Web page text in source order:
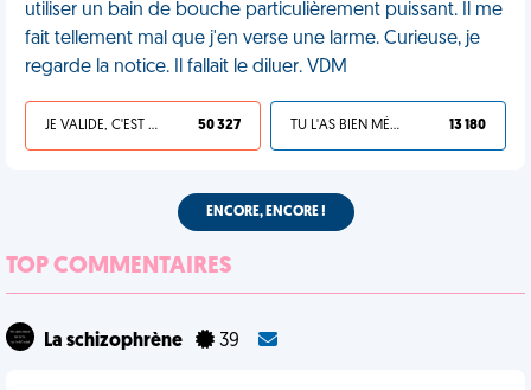
utiliser un bain de bouche particulièrement puissant. Il me
fait tellement mal que j'en verse une larme. Curieuse, je
regarde la notice. Il fallait le diluer. VDM
JE VALIDE, C'EST UNE VDM 50 327 TU L'AS BIEN MÉRITÉ 13 180
ENCORE, ENCORE !
TOP COMMENTAIRES
La schizophrène 39